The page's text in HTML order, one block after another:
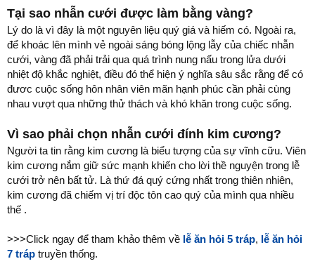
Tại sao nhẫn cưới được làm bằng vàng?
Lý do là vì đây là một nguyên liệu quý giá và hiếm có. Ngoài ra,
để khoác lên mình vẻ ngoài sáng bóng lộng lẫy của chiếc nhẫn
cưới, vàng đã phải trải qua quá trình nung nấu trong lửa dưới
nhiệt độ khắc nghiệt, điều đó thể hiện ý nghĩa sâu sắc rằng để có
đươc cuộc sống hôn nhân viên mãn hạnh phúc cần phải cùng
nhau vượt qua những thử thách và khó khăn trong cuộc sống.
Vì sao phải chọn nhẫn cưới đính kim cương?
Người ta tin rằng kim cương là biểu tượng của sự vĩnh cữu. Viên
kim cương nắm giữ sức mạnh khiến cho lời thề nguyện trong lễ
cưới trở nên bất tử. Là thứ đá quý cứng nhất trong thiên nhiên,
kim cương đã chiếm vị trí độc tôn cao quý của mình qua nhiều
thế .
>>>Click ngay để tham khảo thêm về lễ ăn hỏi 5 tráp, lễ ăn hỏi
7 tráp truyền thống.